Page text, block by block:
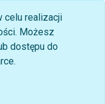
celu realizacji
Możesz
dostępu do